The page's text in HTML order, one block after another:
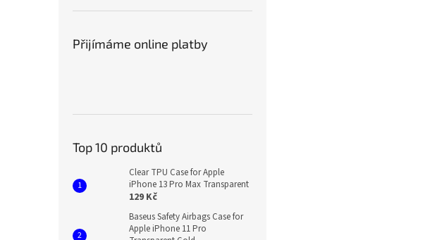
Přijímáme online platby
Top 10 produktů
Clear TPU Case for Apple
iPhone 13 Pro Max Transparent
129 Kč
Baseus Safety Airbags Case for
Apple iPhone 11 Pro